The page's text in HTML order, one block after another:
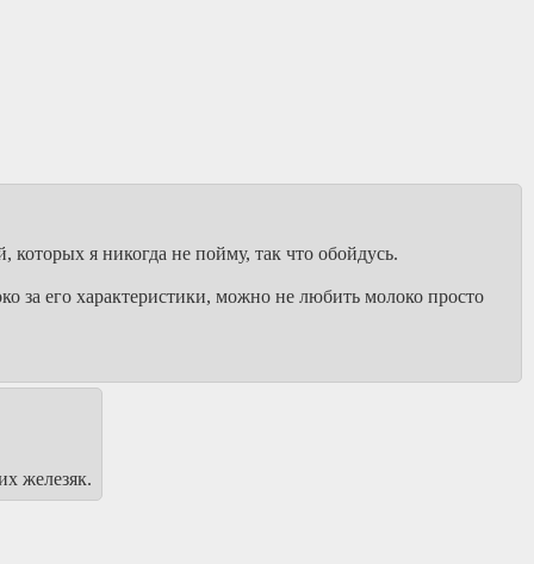
я никогда не пойму, так что обойдусь.
его характеристики, можно не любить молоко просто
железяк.